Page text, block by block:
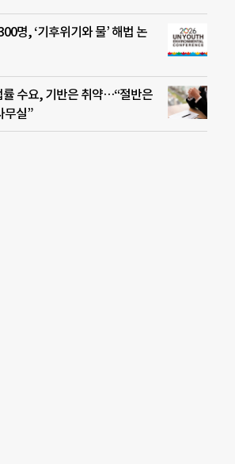
명, ‘기후위기와 물’ 해법 논
률 수요, 기반은 취약…“절반은
무실”